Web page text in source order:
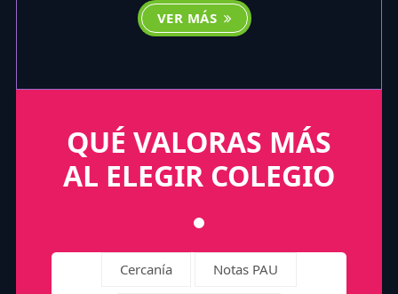
VER MÁS
QUÉ VALORAS MÁS
AL ELEGIR COLEGIO
Cercanía Notas PAU